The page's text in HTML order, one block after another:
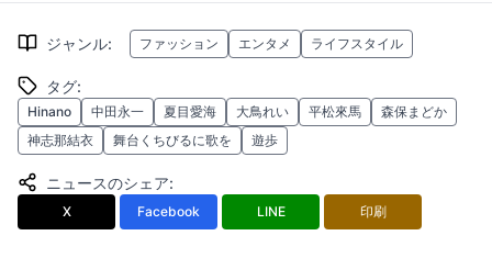
ジャンル: ファッション エンタメ ライフスタイル
タグ:
Hinano 中田永一 夏目愛海 大鳥れい 平松來馬
森保まどか
神志那結衣
舞台くちびるに歌を 遊歩
ニュースのシェア:
X Facebook LINE 印刷